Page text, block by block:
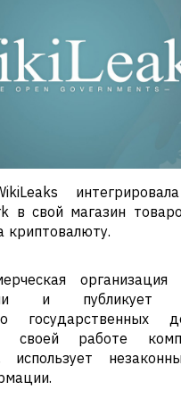
в свой магазин
криптовалюту.
организация
и публикует
государственных
своей работе
использует